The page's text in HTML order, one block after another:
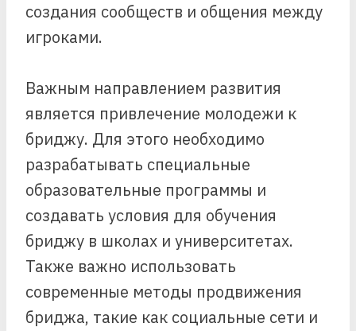
создания сообществ и общения между
игроками.
Важным направлением развития
является привлечение молодежи к
бриджу. Для этого необходимо
разрабатывать специальные
образовательные программы и
создавать условия для обучения
бриджу в школах и университетах.
Также важно использовать
современные методы продвижения
бриджа, такие как социальные сети и